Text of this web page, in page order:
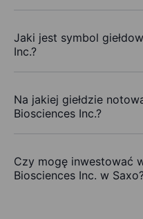
Jaki jest symbol
Inc.?
Na jakiej giełdzie
Biosciences Inc.?
Czy mogę inwestować
Biosciences Inc. w